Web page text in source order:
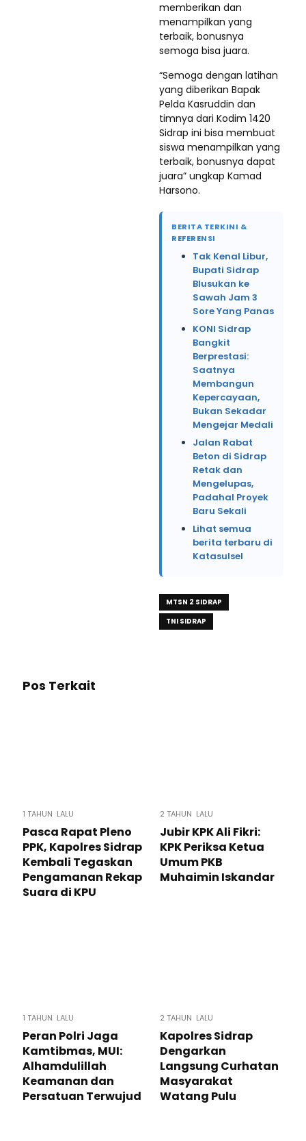
memberikan dan
menampilkan yang
terbaik, bonusnya
semoga bisa juara.
“Semoga dengan latihan
yang diberikan Bapak
Pelda Kasruddin dan
timnya dari Kodim 1420
Sidrap ini bisa membuat
siswa menampilkan yang
terbaik, bonusnya dapat
juara” ungkap Kamad
Harsono.
BERITA TERKINI &
REFERENSI
Tak Kenal Libur,
Bupati Sidrap
Blusukan ke
Sawah Jam 3
Sore Yang Panas
KONI Sidrap
Bangkit
Berprestasi:
Saatnya
Membangun
Kepercayaan,
Bukan Sekadar
Mengejar Medali
Jalan Rabat
Beton di Sidrap
Retak dan
Mengelupas,
Padahal Proyek
Baru Sekali
Lihat semua
berita terbaru di
Katasulsel
MTSN 2 SIDRAP
TNI SIDRAP
Pos Terkait
1 TAHUN LALU
Pasca Rapat Pleno
PPK, Kapolres Sidrap
Kembali Tegaskan
Pengamanan Rekap
Suara di KPU
2 TAHUN LALU
Jubir KPK Ali Fikri:
KPK Periksa Ketua
Umum PKB
Muhaimin Iskandar
1 TAHUN LALU
Peran Polri Jaga
Kamtibmas, MUI:
Alhamdulillah
Keamanan dan
Persatuan Terwujud
2 TAHUN LALU
Kapolres Sidrap
Dengarkan
Langsung Curhatan
Masyarakat
Watang Pulu